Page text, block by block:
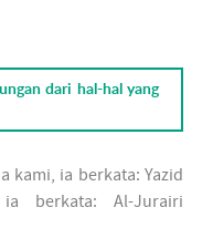
dari hal-hal yang
kami, ia berkata: Yazid
berkata: Al-Jurairi